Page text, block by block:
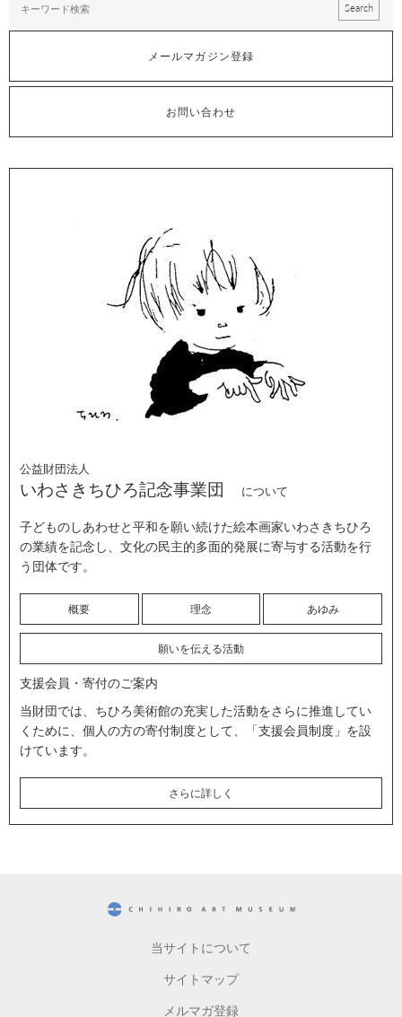
メールマガジン登録
お問い合わせ
公益財団法人
いわさきちひろ記念事業団 について
子どものしあわせと平和を願い続けた絵本画家いわさきちひろ
の業績を記念し、文化の民主的多面的発展に寄与する活動を行
う団体です。
概要 理念 あゆみ
願いを伝える活動
支援会員・寄付のご案内
当財団では、ちひろ美術館の充実した活動をさらに推進してい
くために、個人の方の寄付制度として、「支援会員制度」を設
けています。
さらに詳しく
当サイトについて
サイトマップ
メルマガ登録